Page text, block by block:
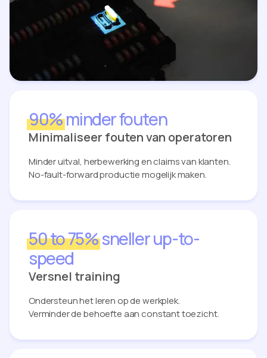
90%minder fouten
Minimaliseer fouten van operatoren
Minder uitval, herbewerking en claims van klanten.
No-fault-forward productie mogelijk maken.
50 to 75%sneller up-to-
speed
Versnel training
Ondersteun het leren op de werkplek.
Verminder de behoefte aan constant toezicht.